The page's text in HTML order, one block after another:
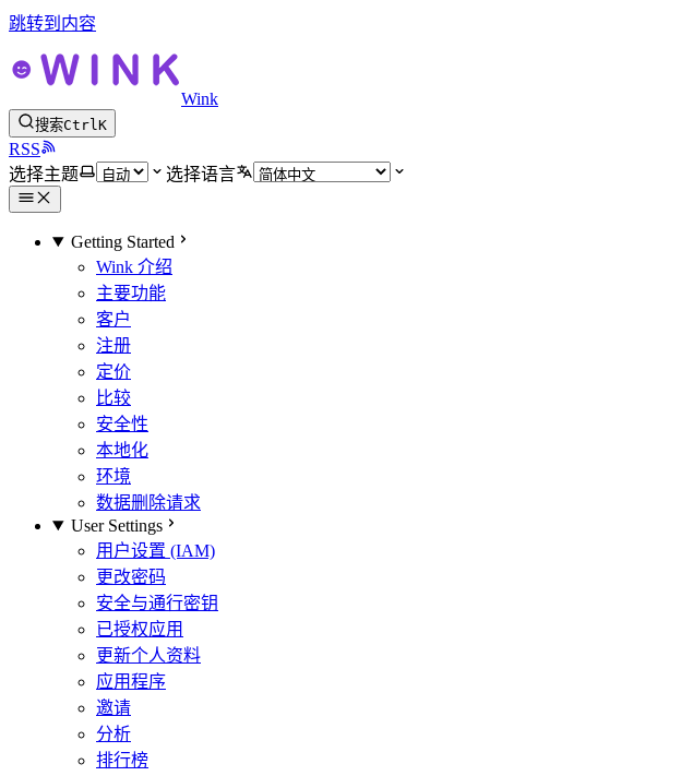
跳转到内容
Wink
搜索CtrlK
RSS
选择主题
选择语言
Getting Started
Wink 介绍
主要功能
客户
注册
定价
比较
安全性
本地化
环境
数据删除请求
User Settings
用户设置 (IAM)
更改密码
安全与通行密钥
已授权应用
更新个人资料
应用程序
邀请
分析
排行榜